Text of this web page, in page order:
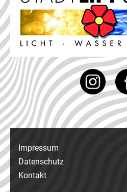
Instagram
Impressum
Datenschutz
Kontakt